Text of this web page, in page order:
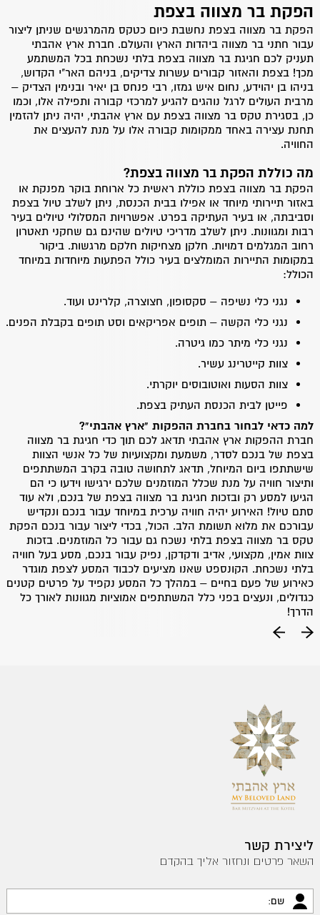
אירוע בר מצווה בצפת
חגיגות בר מצווה בצפת יהוו ללא ספק את הדרך המושלמת לציין את
הגעתו לגיל מצוות של ילדכם. יום מיוחד זה מאפשר לכם לחגוג את
יום הולדתו ה- 13 של בנכם באחד מבתי הכנסת העתיקים בעיר
העתיקה בצפת, בעודכם מוקפים בחברים הקרובים ביותר וקרובי
המשפחה האהובים שעתידים להשתתף באירוע של פעם בחיים!
חברת "ארץ אהבתי" עוסקת בהפקת אירועים שונים, זאת לרבות בר
מצווה בכותל המערבי או בצפת המרשימה והמיוחדת.
איך חוגגים בר מצווה בצפת?
לציין את האירוע? אין סיבה לדאגה! כעת גם אתם יכולים להבטיח
את החגיגות המרשימות ביותר בעבור ילדכם ולחגוג בר מצווה בצפת
עם כל המשפחה. חגיגה מיוחדת זו משלבת אותנטיות ואמנות, יופי,
דת וקבלה השלובים יד ביד לידי אירוע בלתי נשכח ומרשים במיוחד.
החגיגות יתחילו בתהלוכה חגיגית ושמחה בסמטאות המיוחדות של
צפת, זאת בליווי מתופפים, שופרות וחופה חגיגית. התהלוכה תוביל
את אחת מבתי הכנסת העתיקים והאותנטיים שבעיר ובו ניתן יהיה
זכרו כי ניתן ואף יהיה רצוי לשלב המהלך האירוע החגיגי גם
אטרקציות נוספות בצפת. בין אם סיום בעיר העתיקה או ביקור
במפעל הנרות שבעיר. בר המצווה בצפת יכולה לחבר ולקשר בין
המשפחה החוגגת לבין השורשים והמסורת היהודית אשר טמונה
בכל הסמטאות המסתוריות והשבילים הקסומים של צפת העתיקה
והמיוחדת.
הפקת בר מצווה בצפת – חגיגית ומהנה
הנכם מוזמנים ליצור קשר עם חברת "ארץ אהבתי" כבר היום והצוות
המקצועי שלנו ישמח ללוות אתכם בכל צעד וצעד בדרך אל עבר
הפקתו של אירוע בר מצווה החגיגי והמשמח ביותר. אנו נדרג לטפל
בכל הפרטים הקטנים של האירוע הגדול שלכם, זאת בכל היבט
לרבות ארגון של הסעות, בחירתה של המסעדה הטובה ביותר באזור
וארגון של תהלוכת כליזמרים שהפך למנהג חובה בכל אירוע שכזה.
לפרטים נוספים צרו קשר עם החברה באתר או במספר הטלפון
055-9698788
.
הפקת בר מצווה בצפת
הפקת בר מצווה בצפת נחשבת כיום כטקס מהמרגשים שניתן ליצור
עבור חתני בר מצווה ביהדות הארץ והעולם. חברת ארץ אהבתי
תעניק לכם חגיגת בר מצווה בצפת בלתי נשכחת בכל המשתמע
מכך! בצפת והאזור קבורים עשרות צדיקים, בניהם האר"י הקדוש,
בניהו בן יהוידע, נחום איש גמזו, רבי פנחס בן יאיר ובנימין הצדיק –
מרבית העולים לרגל נוהגים להגיע למרכזי קבורה ותפילה אלו, וכמו
כן, בסגירת טקס בר מצווה בצפת עם ארץ אהבתי, יהיה ניתן להזמין
תחנת עצירה באחד ממקומות קבורה אלו על מנת להעצים את
החוויה.
מה כוללת הפקת בר מצווה בצפת?
הפקת בר מצווה בצפת כוללת ראשית כל ארוחת בוקר מפנקת או
באזור תיירותי מיוחד או אפילו בבית הכנסת, ניתן לשלב טיול בצפת
וסביבתה, או בעיר העתיקה בפרט. אפשרויות המסלולי טיולים בעיר
רבות ומגוונות. ניתן לשלב מדריכי טיולים שהינם גם שחקני תאטרון
רחוב המגלמים דמויות. חלקן מצחיקות חלקם מרגשות. ביקור
במקומות התיירות המומלצים בעיר כולל הפתעות מיוחדות במיוחד
הכולל:
נגני כלי נשיפה – סקסופון, חצוצרה, קלרינט ועוד.
נגני כלי הקשה – תופים אפריקאים וסט תופים בקבלת הפנים.
נגני כלי מיתר כמו גיטרה.
צוות קייטרינג עשיר.
צוות הסעות ואוטובוסים יוקרתי.
פייטן לבית הכנסת העתיק בצפת.
למה כדאי לבחור בחברת ההפקות "ארץ אהבתי"?
חברת ההפקות ארץ אהבתי תדאג לכם תוך כדי חגיגת בר מצווה
בצפת של בנכם לסדר, משמעת ומקצועיות של כל אנשי הצוות
שישתתפו ביום המיוחל, תדאג לתחושה טובה בקרב המשתתפים
ותיצור חוויה על מנת שכלל המוזמנים שלכם ירגישו וידעו כי הם
הגיעו למסע רק ובזכות חגיגת בר מצווה בצפת של בנכם, ולא עוד
סתם טיול! האירוע יהיה חוויה ערכית במיוחד עבור בנכם ונקדיש
עבורכם את מלוא תשומת הלב. הכול, בכדי ליצור עבור בנכם הפקת
טקס בר מצווה בצפת בלתי נשכח גם עבור כל המוזמנים. בזכות
צוות אמין, מקצועי, אדיב ודקדקן, נפיק עבור בנכם, מסע בעל חוויה
בלתי נשכחת. הקונספט שאנו מציעים לכבוד המסע לצפת מוגדר
כאירוע של פעם בחיים – במהלך כל המסע נקפיד על פרטים קטנים
כגדולים, ונעצים בפני כלל המשתתפים אמוציות מגוונות לאורך כל
הדרך!
ליצירת קשר
השאר פרטים ונחזור אליך בהקדם